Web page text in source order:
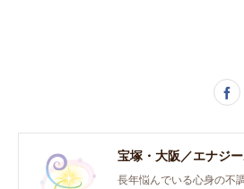
長年悩んでいる心身の不